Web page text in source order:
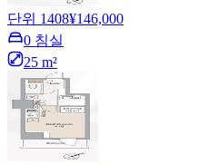
단위 1408¥146,000
0 침실
25 m²